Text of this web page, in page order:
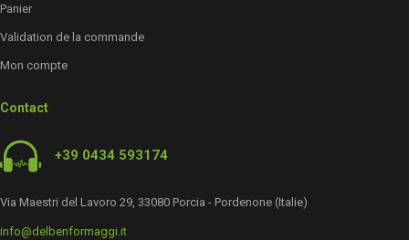
Panier
Validation de la commande
Mon compte
Contact
+39 0434 593174
Via Maestri del Lavoro 29, 33080 Porcia - Pordenone (Italie)
info@delbenformaggi.it